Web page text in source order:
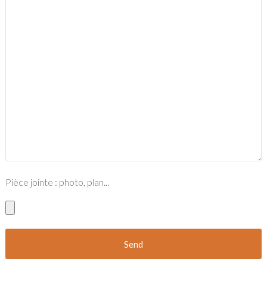
Pièce jointe : photo, plan...